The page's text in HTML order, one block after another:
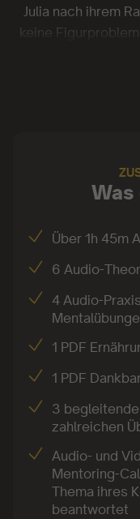
Julia nach ihrem
keine
folglich hatten
ihren
ihren Klient:innen
das Gewichtsziel
Diätplan
Unter dem
Julias Buch, ihren
Online-
Menschen
liebevolleres
Essverhalten
Was
Über 1h 45m
6 Audio-
4 Audio-
1 PDF
1 PDF
3
zahlreichen
Audio- und
Mentoring-
Thema ihres
beantwortet